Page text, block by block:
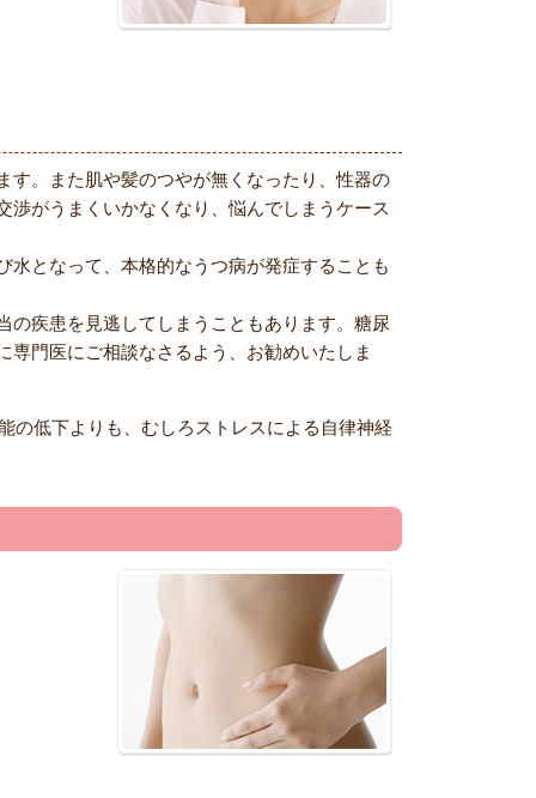
す。また肌や髪のつやが無くなったり、性器の
がうまくいかなくなり、悩んでしまうケース
となって、本格的なうつ病が発症することも
の疾患を見逃してしまうこともあります。糖尿
門医にご相談なさるよう、お勧めいたしま
の低下よりも、むしろストレスによる自律神経